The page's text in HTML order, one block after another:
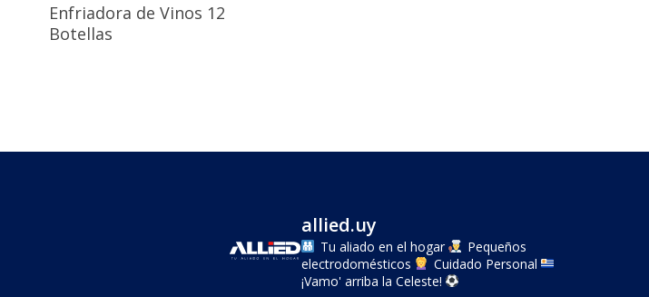
Enfriadora de Vinos 12
Botellas
allied.uy
Tu aliado en el hogar
Pequeños
electrodomésticos
Cuidado Personal
¡Vamo' arriba la Celeste!